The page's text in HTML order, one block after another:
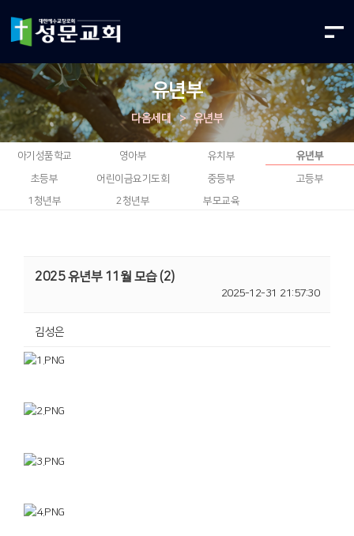
유년부
다음세대 > 유년부
아기성품학교 영아부 유치부 유년부
초등부 어린이금요기도회 중등부
고등부
1청년부
2청년부 부모교육
2025 유년부 11월 모습 (2)
2025-12-31 21:57:30
김성은